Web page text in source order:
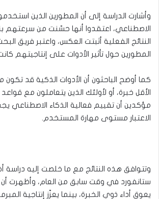
وأشارت الدراسة إلى أن المطورين الذين
النتائج الفعلية أثبتت العكس، واعتبر فريق
المطورين حول تأثير الأدوات على إنتاجيتهم
كما أوضح الباحثون أن الأدوات الذكية قد
الأقل خبرة، أو لأولئك الذين يتعاملون مع قواعد
مؤكدين أن تقييم فعالية الذكاء الاصطناعي
الاعتبار مستوى مهارة المستخدم.
وتتوافق هذه النتائج مع ما خلصت إليه دراسة
ستانفورد في وقت سابق من العام، وأظهرت أن
يعوق أداء ذوي الخبرة، بينما يعزّز إنتاجية